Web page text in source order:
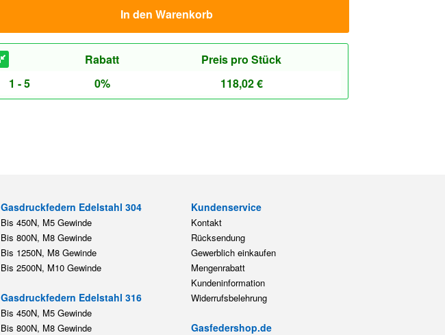
In den Warenkorb
Rabatt
Preis pro Stück
1 - 5
0% 118,02€
Gasdruckfedern Edelstahl 304
Bis 450N, M5 Gewinde
Bis 800N, M8 Gewinde
Bis 1250N, M8 Gewinde
Bis 2500N, M10 Gewinde
Gasdruckfedern Edelstahl 316
Bis 450N, M5 Gewinde
Bis 800N, M8 Gewinde
Kundenservice
Kontakt
Rücksendung
Gewerblich einkaufen
Mengenrabatt
Kundeninformation
Widerrufsbelehrung
Gasfedershop.de